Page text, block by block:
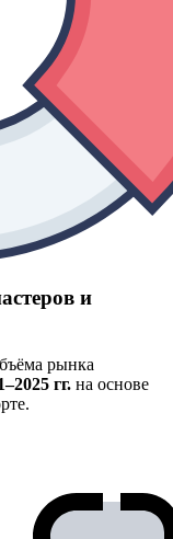
и
рынка
гг. на основе